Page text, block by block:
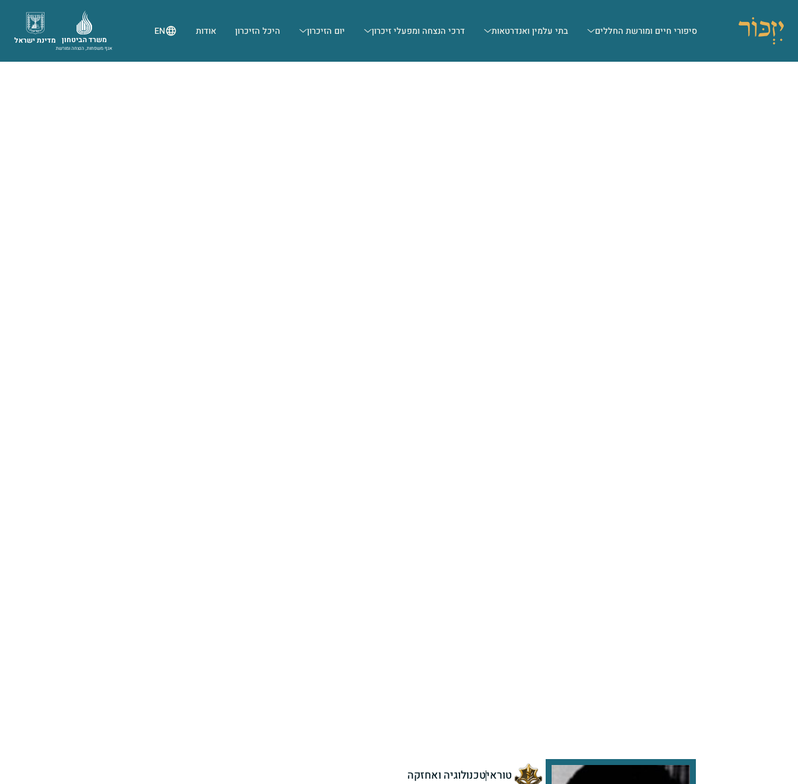
סיפורי חיים ומורשת החללים בתי עלמין ואנדרטאות דרכי הנצחה ומפעלי זיכרון יום הזיכרון היכל הזיכרון אודות EN
מדינת ישראל משרד הביטחון
אגף משפחות, הנצחה ומורשת
טוראיטכנולוגיה ואחזקה